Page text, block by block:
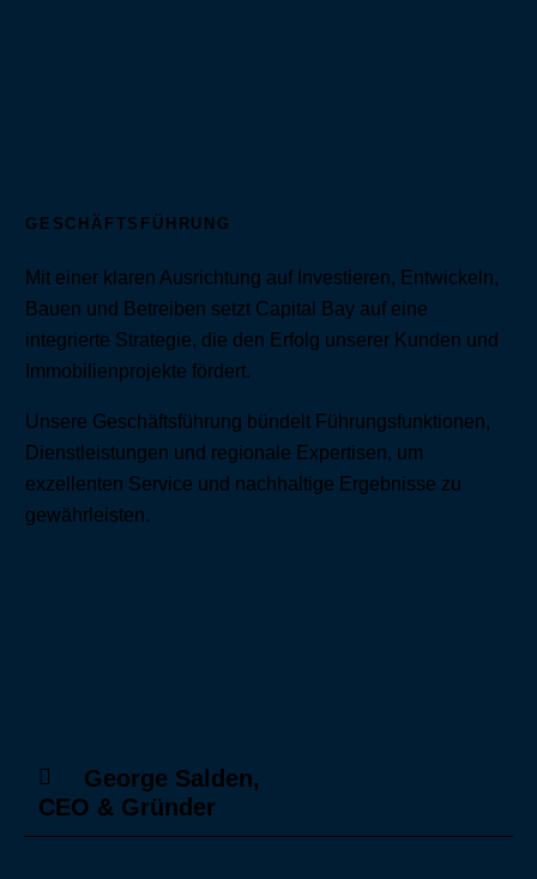
GESCHÄFTSFÜHRUNG
Mit einer klaren Ausrichtung auf Investieren, Entwickeln,
Bauen und Betreiben setzt Capital Bay auf eine
integrierte Strategie, die den Erfolg unserer Kunden und
Immobilienprojekte fördert.
Unsere Geschäftsführung bündelt Führungsfunktionen,
Dienstleistungen und regionale Expertisen, um
exzellenten Service und nachhaltige Ergebnisse zu
gewährleisten.
George Salden,
CEO & Gründer